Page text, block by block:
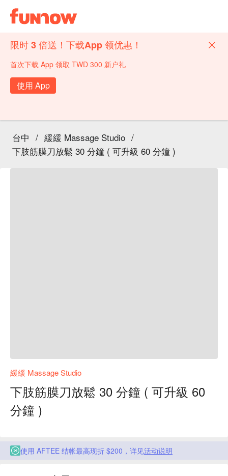
限时 3 倍送！下载App 领优惠！
首次下载 App 领取 TWD 300 新户礼
使用 App
台中 / 緩緩 Massage Studio /
下肢筋膜刀放鬆 30 分鐘 ( 可升級 60 分鐘 )
緩緩 Massage Studio
下肢筋膜刀放鬆 30 分鐘 ( 可升級 60
分鐘 )
使用 AFTEE 结帐最高现折 $200，详见活动说明